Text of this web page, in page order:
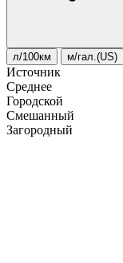
л/100км м/гал.(US)
Источник
Среднее
Городской
Смешанный
Загородный